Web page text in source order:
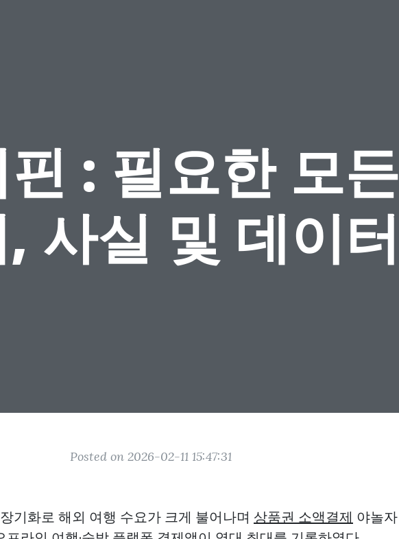
: 필요한 모든
사실 및 데이터
Posted on 2026-02-11 15:47:31
기화로 해외 여행 수요가 크게 불어나며 상품권 소액결제 야놀자